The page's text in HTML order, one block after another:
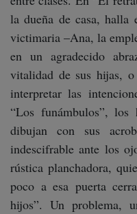
la dueña de casa,
victimaria –Ana, la
en un agradecido
vitalidad de sus hijas, o
interpretar las
“Los funámbulos”,
dibujan con sus
indescifrable ante los
rústica planchadora,
poco a esa puerta
hijos”. Un problema,